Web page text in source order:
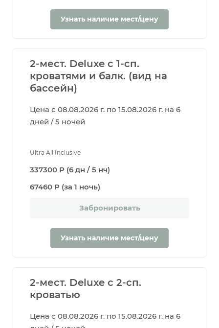
Узнать наличие мест/цену
2-мест. Deluxe c 1-сп.
кроватями и балк. (вид на
бассейн)
Цена с 08.08.2026 г. по 15.08.2026 г. на 6
дней / 5 ночей
Ultra All Inclusive
337300 Р (6 дн / 5 нч)
67460 Р (за 1 ночь)
Забронировать
Узнать наличие мест/цену
2-мест. Deluxe с 2-сп.
кроватью
Цена с 08.08.2026 г. по 15.08.2026 г. на 6